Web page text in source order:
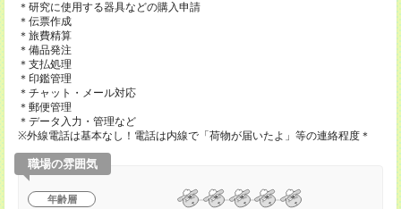
＊研究に使用する器具などの購入申請
＊伝票作成
＊旅費精算
＊備品発注
＊支払処理
＊印鑑管理
＊チャット・メール対応
＊郵便管理
＊データ入力・管理など
※外線電話は基本なし！電話は内線で「荷物が届いたよ」等の連絡程度＊
職場の雰囲気
年齢層